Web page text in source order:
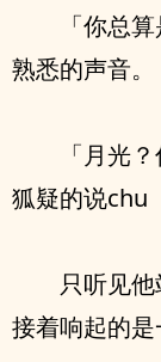
「你总
熟悉的声音。
「月光
狐疑的说chu
只听见
接着响起的是